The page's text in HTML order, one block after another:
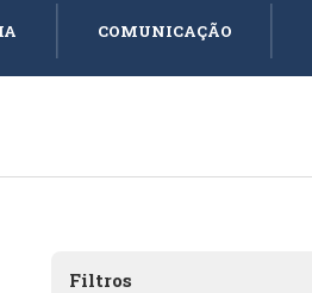
COMUNICAÇÃO
Filtros